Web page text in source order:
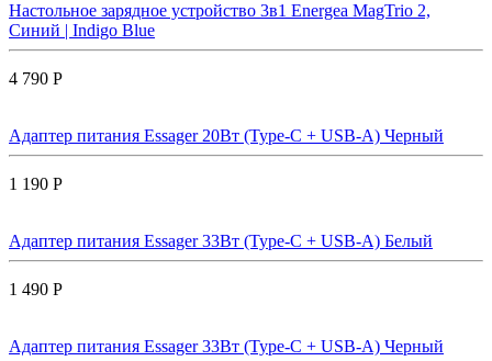
Настольное зарядное устройство 3в1 Energea MagTrio 2,
Синий | Indigo Blue
4 790 Р
Адаптер питания Essager 20Вт (Type-C + USB-A) Черный
1 190 Р
Адаптер питания Essager 33Вт (Type-C + USB-A) Белый
1 490 Р
Адаптер питания Essager 33Вт (Type-C + USB-A) Черный